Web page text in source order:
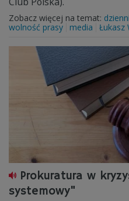
Zobacz więcej na temat:
wolność prasy
media Łukasz
Prokuratura w
systemowy"